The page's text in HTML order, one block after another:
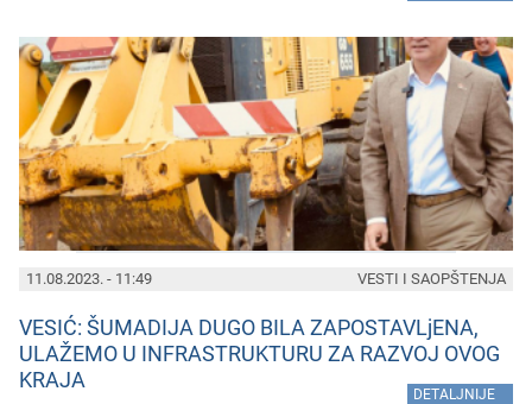
11.08.2023. - 11:49
VESIĆ: ŠUMADIJA DUGO BILA ZAPOSTAVLjENA,
ULAŽEMO U INFRASTRUKTURU ZA RAZVOJ OVOG
KRAJA
DETALJNIJE
VESTI I SAOPŠTENJA